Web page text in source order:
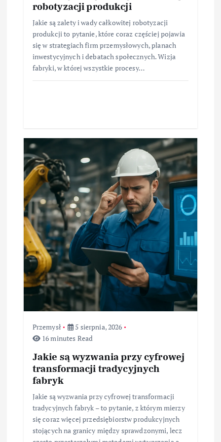
robotyzacji produkcji
Jakie są zalety i wady całkowitej robotyzacji
produkcji to pytanie, które coraz częściej pojawia
się w strategiach firm przemysłowych, planach
inwestycyjnych i debatach społecznych. Wizja
fabryki, w której wszystkie procesy…
Przemysł
5 sierpnia, 2026
16 minutes Read
Jakie są wyzwania przy cyfrowej
transformacji tradycyjnych
fabryk
Jakie są wyzwania przy cyfrowej transformacji
tradycyjnych fabryk – to pytanie, z którym mierzy
się coraz więcej przedsiębiorstw produkcyjnych
stojących na granicy między sprawdzonymi, lecz